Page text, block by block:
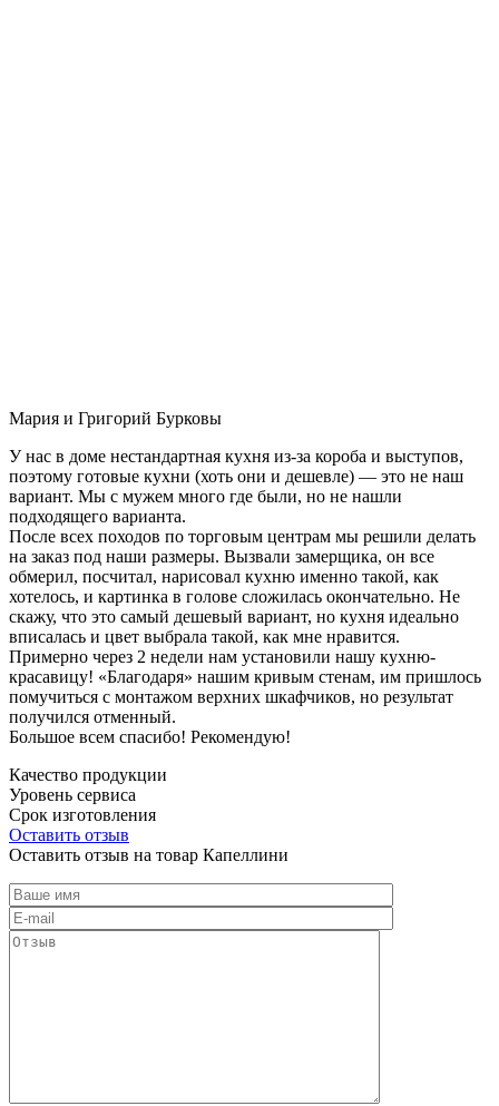
Мария и Григорий Бурковы
У нас в доме нестандартная кухня из-за короба и выступов,
поэтому готовые кухни (хоть они и дешевле) — это не наш
вариант. Мы с мужем много где были, но не нашли
подходящего варианта.
После всех походов по торговым центрам мы решили делать
на заказ под наши размеры. Вызвали замерщика, он все
обмерил, посчитал, нарисовал кухню именно такой, как
хотелось, и картинка в голове сложилась окончательно. Не
скажу, что это самый дешевый вариант, но кухня идеально
вписалась и цвет выбрала такой, как мне нравится.
Примерно через 2 недели нам установили нашу кухню-
красавицу! «Благодаря» нашим кривым стенам, им пришлось
помучиться с монтажом верхних шкафчиков, но результат
получился отменный.
Большое всем спасибо! Рекомендую!
Качество продукции
Уровень сервиса
Срок изготовления
Оставить отзыв
Оставить отзыв на товар Капеллини